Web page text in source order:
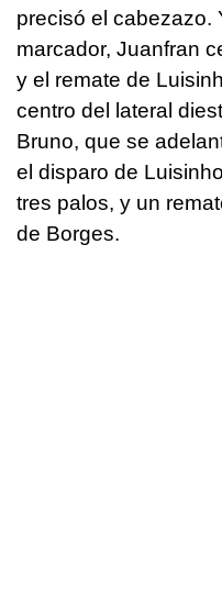
precisó el cabezazo.
marcador, Juanfran
y el remate de
centro del lateral
Bruno, que se
el disparo de
tres palos, y un
de Borges.